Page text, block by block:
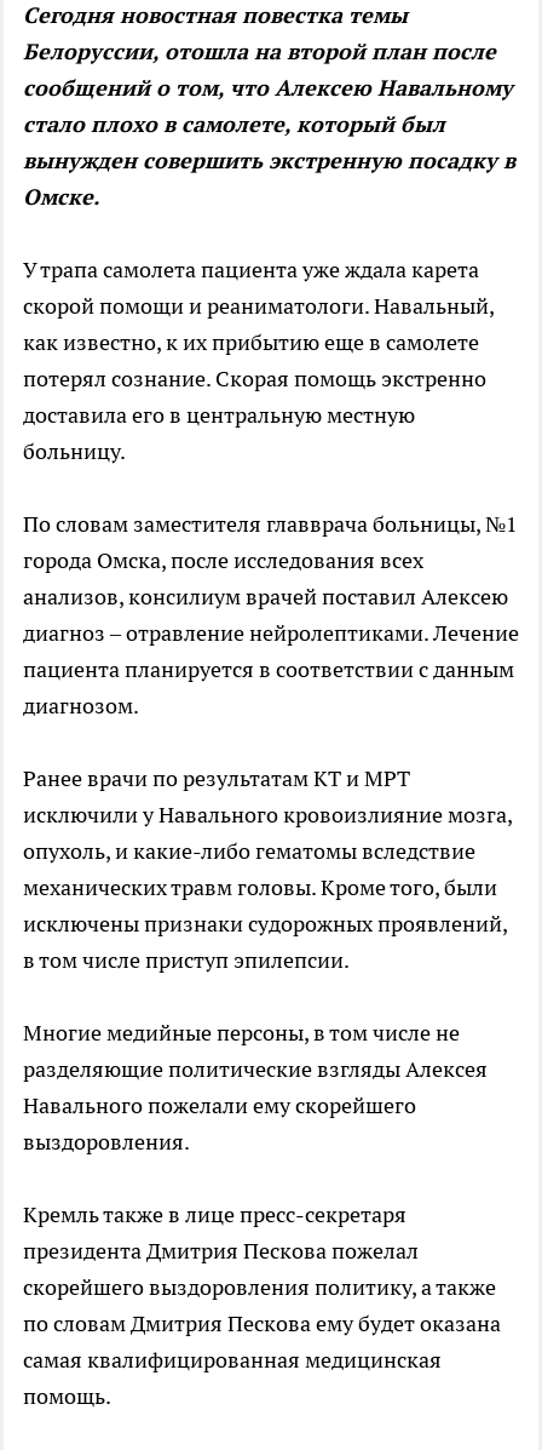
Сегодня новостная повестка темы
Белоруссии, отошла на второй план после
сообщений о том, что Алексею Навальному
стало плохо в самолете, который был
вынужден совершить экстренную посадку в
Омске.
У трапа самолета пациента уже ждала карета
скорой помощи и реаниматологи. Навальный,
как известно, к их прибытию еще в самолете
потерял сознание. Скорая помощь экстренно
доставила его в центральную местную
больницу.
По словам заместителя главврача больницы, №1
города Омска, после исследования всех
анализов, консилиум врачей поставил Алексею
диагноз – отравление нейролептиками. Лечение
пациента планируется в соответствии с данным
диагнозом.
Ранее врачи по результатам КТ и МРТ
исключили у Навального кровоизлияние мозга,
опухоль, и какие-либо гематомы вследствие
механических травм головы. Кроме того, были
исключены признаки судорожных проявлений,
в том числе приступ эпилепсии.
Многие медийные персоны, в том числе не
разделяющие политические взгляды Алексея
Навального пожелали ему скорейшего
выздоровления.
Кремль также в лице пресс-секретаря
президента Дмитрия Пескова пожелал
скорейшего выздоровления политику, а также
по словам Дмитрия Пескова ему будет оказана
самая квалифицированная медицинская
помощь.